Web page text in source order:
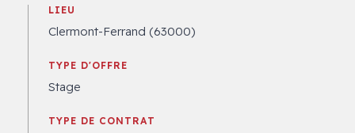
LIEU
Clermont-Ferrand (63000)
TYPE D'OFFRE
Stage
TYPE DE CONTRAT